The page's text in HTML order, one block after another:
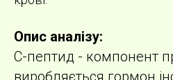
Опис аналізу:
С-пептид - компонент
виробляється гормон